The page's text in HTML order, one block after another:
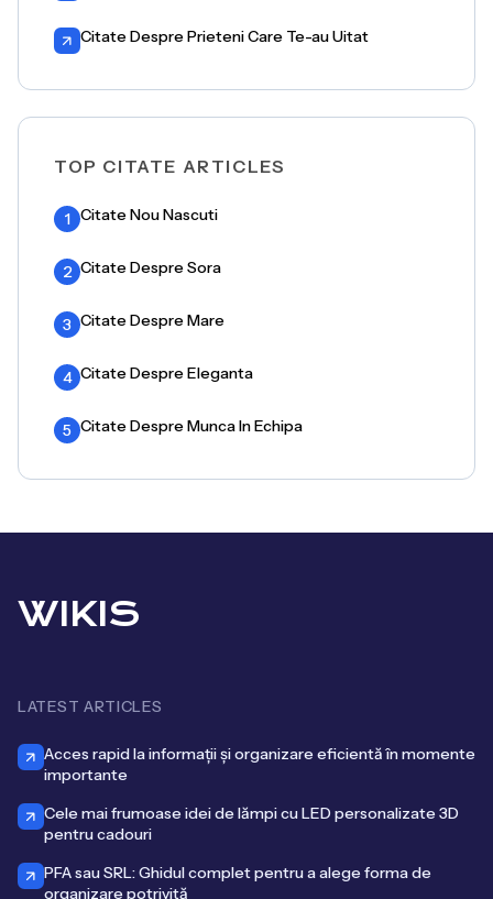
Citate Despre Prieteni Care Te-au Uitat
TOP CITATE ARTICLES
1 Citate Nou Nascuti
2 Citate Despre Sora
3 Citate Despre Mare
4 Citate Despre Eleganta
5 Citate Despre Munca In Echipa
WIKIS
LATEST ARTICLES
Acces rapid la informații și organizare eficientă în momente
importante
Cele mai frumoase idei de lămpi cu LED personalizate 3D
pentru cadouri
PFA sau SRL: Ghidul complet pentru a alege forma de
organizare potrivită